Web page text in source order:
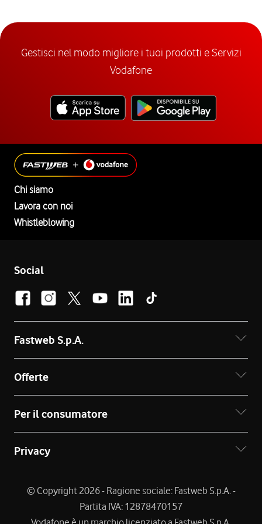
Gestisci nel modo migliore i tuoi prodotti e Servizi
Vodafone
Chi siamo
Lavora con noi
Whistleblowing
Social
Fastweb S.p.A.
Offerte
Per il consumatore
Privacy
© Copyright 2026 - Ragione sociale: Fastweb S.p.A. -
Partita IVA: 12878470157